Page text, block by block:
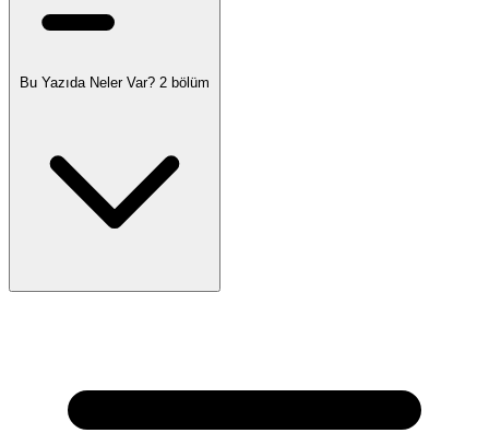
Bu Yazıda Neler Var? 2 bölüm